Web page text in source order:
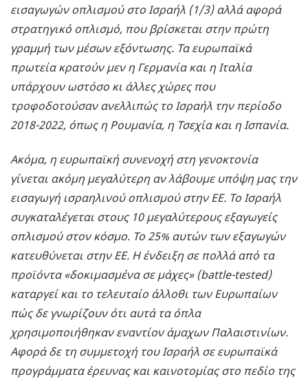
εισαγωγών οπλισμού στο Ισραήλ (1/3) αλλά αφορά
στρατηγικό οπλισμό, που βρίσκεται στην πρώτη
γραμμή των μέσων εξόντωσης. Τα ευρωπαϊκά
πρωτεία κρατούν μεν η Γερμανία και η Ιταλία
υπάρχουν ωστόσο κι άλλες χώρες που
τροφοδοτούσαν ανελλιπώς το Ισραήλ την περίοδο
2018-2022, όπως η Ρουμανία, η Τσεχία και η Ισπανία.
Ακόμα, η ευρωπαϊκή συνενοχή στη γενοκτονία
γίνεται ακόμη μεγαλύτερη αν λάβουμε υπόψη μας την
εισαγωγή ισραηλινού οπλισμού στην ΕΕ. Το Ισραήλ
συγκαταλέγεται στους 10 μεγαλύτερους εξαγωγείς
οπλισμού στον κόσμο. Το 25% αυτών των εξαγωγών
κατευθύνεται στην ΕΕ. Η ένδειξη σε πολλά από τα
προϊόντα «δοκιμασμένα σε μάχες» (battle-tested)
καταργεί και το τελευταίο άλλοθι των Ευρωπαίων
πώς δε γνωρίζουν ότι αυτά τα όπλα
χρησιμοποιήθηκαν εναντίον άμαχων Παλαιστινίων.
Αφορά δε τη συμμετοχή του Ισραήλ σε ευρωπαϊκά
προγράμματα έρευνας και καινοτομίας στο πεδίο της